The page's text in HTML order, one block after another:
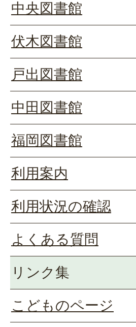
中央図書館
伏木図書館
戸出図書館
中田図書館
福岡図書館
利用案内
利用状況の確認
よくある質問
リンク集
こどものページ